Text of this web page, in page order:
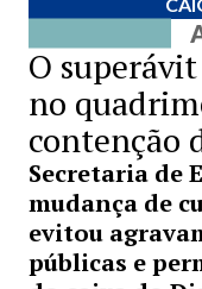
O
no
contenção
Secretaria de
mudança de
evitou
públicas e